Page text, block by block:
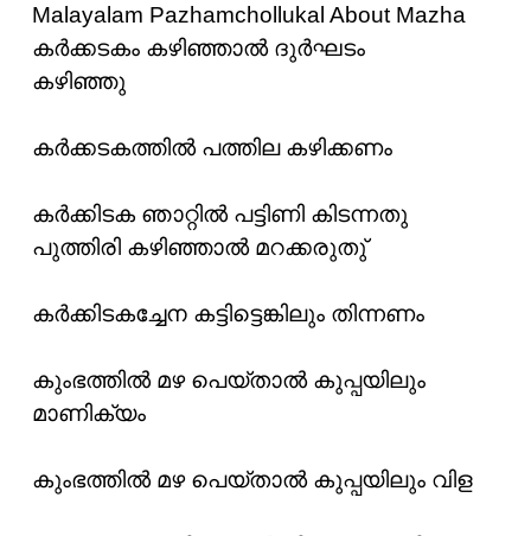
Malayalam Pazhamchollukal About Mazha
കര്‍ക്കടകം കഴിഞ്ഞാല്‍ ദുര്‍ഘടം
കഴിഞ്ഞു
കര്‍ക്കടകത്തില്‍ പത്തില കഴിക്കണം
കര്‍ക്കിടക ഞാറ്റില്‍ പട്ടിണി കിടന്നതു
പുത്തിരി കഴിഞ്ഞാല്‍ മറക്കരുതു്
കര്‍ക്കിടകച്ചേന കട്ടിട്ടെങ്കിലും തിന്നണം
കുംഭത്തില്‍ മഴ പെയ്താല്‍ കുപ്പയിലും
മാണിക്യം
കുംഭത്തില്‍ മഴ പെയ്താല്‍ കുപ്പയിലും വിള